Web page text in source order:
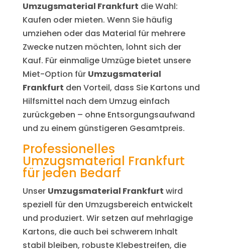
Umzugsmaterial Frankfurt die Wahl:
Kaufen oder mieten. Wenn Sie häufig
umziehen oder das Material für mehrere
Zwecke nutzen möchten, lohnt sich der
Kauf. Für einmalige Umzüge bietet unsere
Miet-Option für Umzugsmaterial
Frankfurt den Vorteil, dass Sie Kartons und
Hilfsmittel nach dem Umzug einfach
zurückgeben – ohne Entsorgungsaufwand
und zu einem günstigeren Gesamtpreis.
Professionelles
Umzugsmaterial Frankfurt
für jeden Bedarf
Unser Umzugsmaterial Frankfurt wird
speziell für den Umzugsbereich entwickelt
und produziert. Wir setzen auf mehrlagige
Kartons, die auch bei schwerem Inhalt
stabil bleiben, robuste Klebestreifen, die